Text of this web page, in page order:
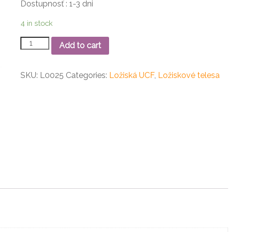
Dostupnosť : 1-3 dni
4 in stock
UCF
204
teleso
Add to cart
SKU: L0025 Categories: Ložiská UCF, Ložiskové telesa